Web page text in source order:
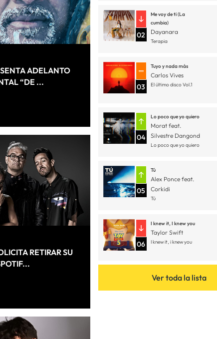
ADELANTO
“DE ...
RETIRAR SU
02
Me voy de ti (La
cumbia)
Dayanara
Terapia
03
Tuyo y nada más
Carlos Vives
El último disco Vol.1
04
Lo poco que yo quiero
Morat feat.
Silvestre Dangond
Lo poco que yo quiero
05
Tú
Alex Ponce feat.
Corkidi
Tú
06
I knew it, I knew you
Taylor Swift
I knew it, i knew you
Ver toda la lista